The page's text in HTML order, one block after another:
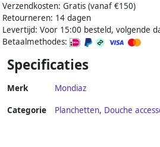
Verzendkosten: Gratis (vanaf €150)
Retourneren: 14 dagen
Levertijd: Voor 15:00 besteld, volgende
Betaalmethodes:
Specificaties
Merk Mondiaz
Categorie Planchetten, Douche